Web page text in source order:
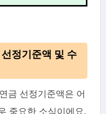
정기준액 및 수
금 선정기준액은 어
중요한 소식이에요.